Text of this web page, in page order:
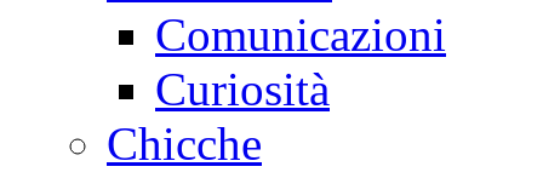
Comunicazioni
Curiosità
Chicche